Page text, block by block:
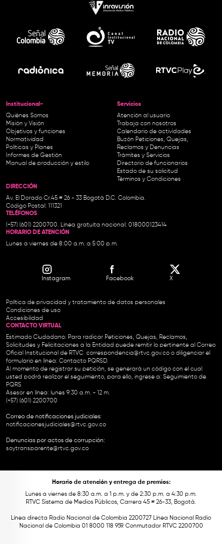
Institucional-
Quiénes Somos
Misión y Visión
Objetivos y funciones
Normatividad
Políticas y Planes
Informes de Gestión
Manual de producción y estilo
Servicios
Atención al usuario
Trabaja con nosotros
Calendario de actividades
Buzón Peticiones, Quejas,
Reclamos y Denuncias
Trámites y Servicios
Directorio de funcionarios
Estado de su solicitud
Términos y Condiciones
DIRECCIÓN
Av. El Dorado Cr.45 # 26 - 33 Bogotá D.C. Colombia.
Código Postal: 111321
TELÉFONOS
(+57) (601) 2200700. Línea gratuita nacional: 018000123414
HORARIO DE ATENCIÓN
Lunes a viernes de 8:00 a.m. a 5:00 p.m.
Instagram Facebook X
Política de privacidad y tratamiento de datos personales
Condiciones de uso
Accesibilidad
CONTACTO VIRTUAL
Estimado Ciudadano: Para radicar Peticiones, Quejas, Reclamos,
Solicitudes y Felicitaciones a la Entidad puede remitir lo pertinente al Correo
Oficial Institucional de RTVC correspondencia@rtvc.gov.co o diligenciar el
formulario en línea: Contacto PQRSD.
Al momento de registrar su petición, se generará un código con el cual
usted podrá realizar el seguimiento, para ello, ingrese a: Seguimiento de
PQRS
Asesor en línea: lunes 9:30 a.m. - 12 m.
(+57) (601) 2200700
Correo de notificaciones judiciales:
notificacionesjudiciales@rtvc.gov.co
Denuncias por actos de corrupción:
soytransparente@rtvc.gov.co
Horario de atención y entrega de premios:
Lunes a viernes de 8:30 a.m. a 1 p.m. y de 2:30 p.m. a 4:30 p.m.
RTVC Sistema de Medios Públicos, Carrera 45 # 26-33, Bogotá.
Línea directa Radio Nacional de Colombia 2200727 Línea Nacional Radio
Nacional de Colombia 01 8000 118 959. Conmutador RTVC 2200700